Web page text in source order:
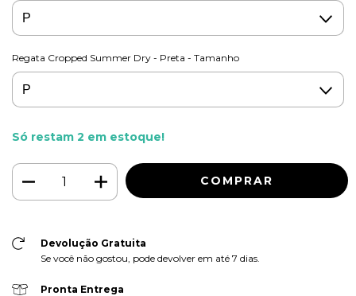
Regata Cropped Summer Dry - Preta - Tamanho
Só restam 2 em estoque!
Devolução Gratuita
Se você não gostou, pode devolver em até 7 dias.
Pronta Entrega